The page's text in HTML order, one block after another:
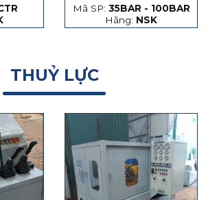
hạt thép và hạt gốm
Mã SP: 35BAR - 100BAR
Hãng: NSK
THUỶ LỰC